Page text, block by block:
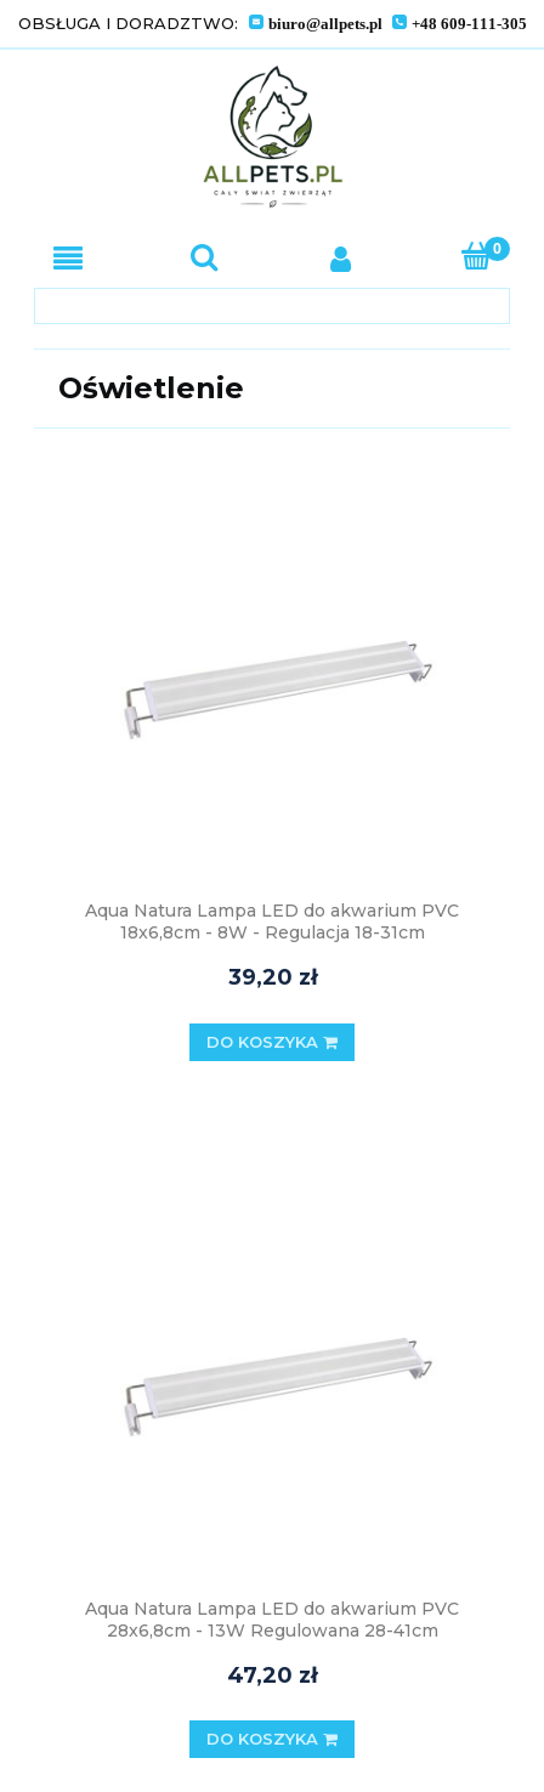
OBSŁUGA I DORADZTWO: biuro@allpets.pl +48 609-111-305
Oświetlenie
Aqua Natura Lampa LED do akwarium PVC
18x6,8cm - 8W - Regulacja 18-31cm
39,20 zł
DO KOSZYKA
Aqua Natura Lampa LED do akwarium PVC
28x6,8cm - 13W Regulowana 28-41cm
47,20 zł
DO KOSZYKA